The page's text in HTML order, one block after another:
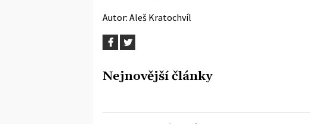
Autor: Aleš Kratochvíl
Nejnovější články